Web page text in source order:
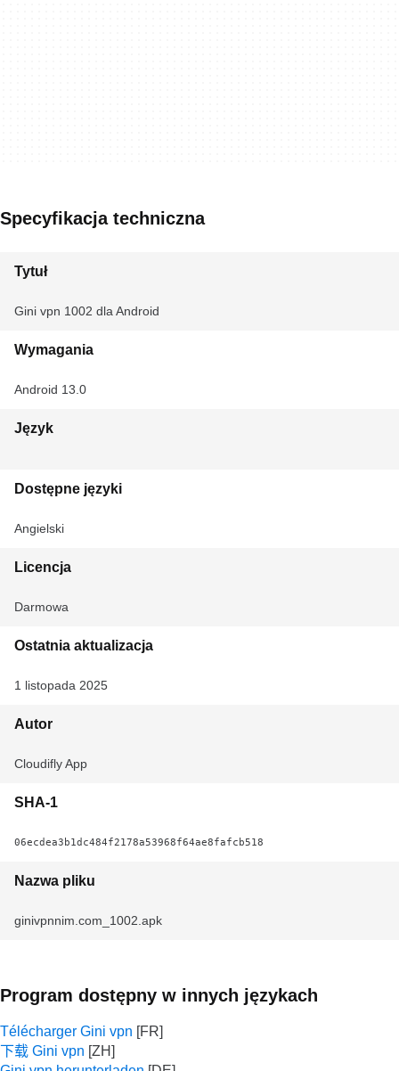
Specyfikacja techniczna
Tytuł
Gini vpn 1002 dla Android
Wymagania
Android 13.0
Język
Dostępne języki
Angielski
Licencja
Darmowa
Ostatnia aktualizacja
1 listopada 2025
Autor
Cloudifly App
SHA-1
06ecdea3b1dc484f2178a53968f64ae8fafcb518
Nazwa pliku
ginivpnnim.com_1002.apk
Program dostępny w innych językach
Télécharger Gini vpn
下载 Gini vpn